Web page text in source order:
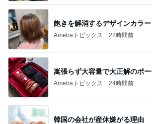
飽きを解消するデザインカラー
Amebaトピックス 22時間前
嵩張らず大容量で大正解のポ
Amebaトピックス 24時間前
韓国の会社が産休嫌がる理由